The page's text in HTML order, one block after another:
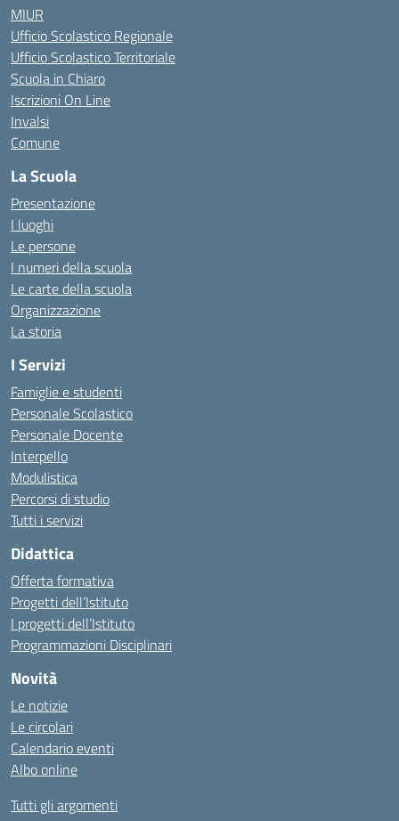
MIUR
Ufficio Scolastico Regionale
Ufficio Scolastico Territoriale
Scuola in Chiaro
Iscrizioni On Line
Invalsi
Comune
La Scuola
Presentazione
I luoghi
Le persone
I numeri della scuola
Le carte della scuola
Organizzazione
La storia
I Servizi
Famiglie e studenti
Personale Scolastico
Personale Docente
Interpello
Modulistica
Percorsi di studio
Tutti i servizi
Didattica
Offerta formativa
Progetti dell’Istituto
I progetti dell’Istituto
Programmazioni Disciplinari
Novità
Le notizie
Le circolari
Calendario eventi
Albo online
Tutti gli argomenti